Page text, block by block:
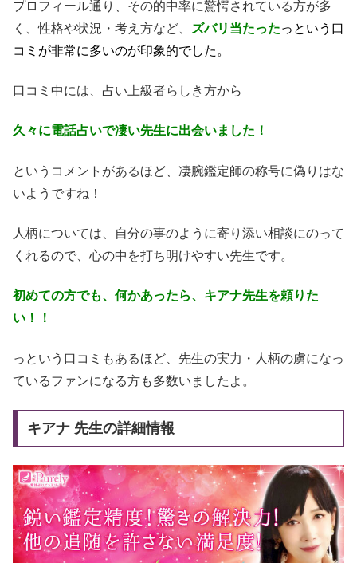
プロフィール通り、その的中率に驚愕されている方が多
く、性格や状況・考え方など、
ズバリ当たったっという口
コミが非常に多いのが印象的でした。
口コミ中には、占い上級者らしき方から
久々に電話占いで凄い先生に出会いました！
というコメントがあるほど、凄腕鑑定師の称号に偽りはな
いようですね！
人柄については、自分の事のように寄り添い相談にのって
くれるので、心の中を打ち明けやすい先生です。
初めての方でも、何かあったら、キアナ先生を頼りた
い！！
っという口コミもあるほど、先生の実力・人柄の虜になっ
ているファンになる方も多数いましたよ。
キアナ 先生の詳細情報